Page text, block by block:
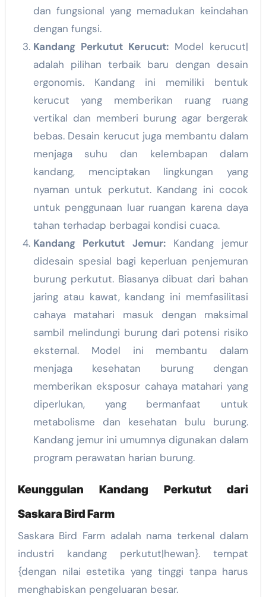
dan fungsional yang memadukan keindahan
dengan fungsi.
Kandang Perkutut Kerucut: Model kerucut|
adalah pilihan terbaik baru dengan desain
ergonomis. Kandang ini memiliki bentuk
kerucut yang memberikan ruang ruang
vertikal dan memberi burung agar bergerak
bebas. Desain kerucut juga membantu dalam
menjaga suhu dan kelembapan dalam
kandang, menciptakan lingkungan yang
nyaman untuk perkutut. Kandang ini cocok
untuk penggunaan luar ruangan karena daya
tahan terhadap berbagai kondisi cuaca.
Kandang Perkutut Jemur:Kandang jemur
didesain spesial bagi keperluan penjemuran
burung perkutut. Biasanya dibuat dari bahan
jaring atau kawat, kandang ini memfasilitasi
cahaya matahari masuk dengan maksimal
sambil melindungi burung dari potensi risiko
eksternal. Model ini membantu dalam
menjaga kesehatan burung dengan
memberikan eksposur cahaya matahari yang
diperlukan, yang bermanfaat untuk
metabolisme dan kesehatan bulu burung.
Kandang jemur ini umumnya digunakan dalam
program perawatan harian burung.
Keunggulan Kandang Perkutut dari
Saskara Bird Farm
Saskara Bird Farm adalah nama terkenal dalam
industri kandang perkutut|hewan}. tempat
{dengan nilai estetika yang tinggi tanpa harus
menghabiskan pengeluaran besar.